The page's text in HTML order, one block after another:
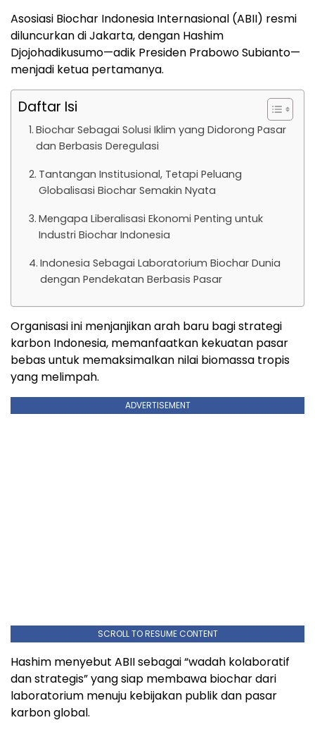
Asosiasi Biochar Indonesia Internasional (ABII) resmi
diluncurkan di Jakarta, dengan Hashim
Djojohadikusumo—adik Presiden Prabowo Subianto—
menjadi ketua pertamanya.
Daftar Isi
Biochar Sebagai Solusi Iklim yang Didorong Pasar
dan Berbasis Deregulasi
Tantangan Institusional, Tetapi Peluang
Globalisasi Biochar Semakin Nyata
Mengapa Liberalisasi Ekonomi Penting untuk
Industri Biochar Indonesia
Indonesia Sebagai Laboratorium Biochar Dunia
dengan Pendekatan Berbasis Pasar
Organisasi ini menjanjikan arah baru bagi strategi
karbon Indonesia, memanfaatkan kekuatan pasar
bebas untuk memaksimalkan nilai biomassa tropis
yang melimpah.
ADVERTISEMENT
SCROLL TO RESUME CONTENT
Hashim menyebut ABII sebagai “wadah kolaboratif
dan strategis” yang siap membawa biochar dari
laboratorium menuju kebijakan publik dan pasar
karbon global.